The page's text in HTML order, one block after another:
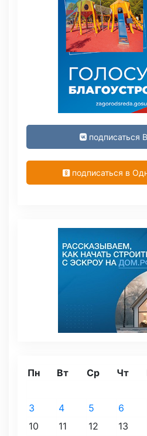
подписаться
подписаться в
Пн Вт Ср Чт
3
4 5 6
10
11 12 13